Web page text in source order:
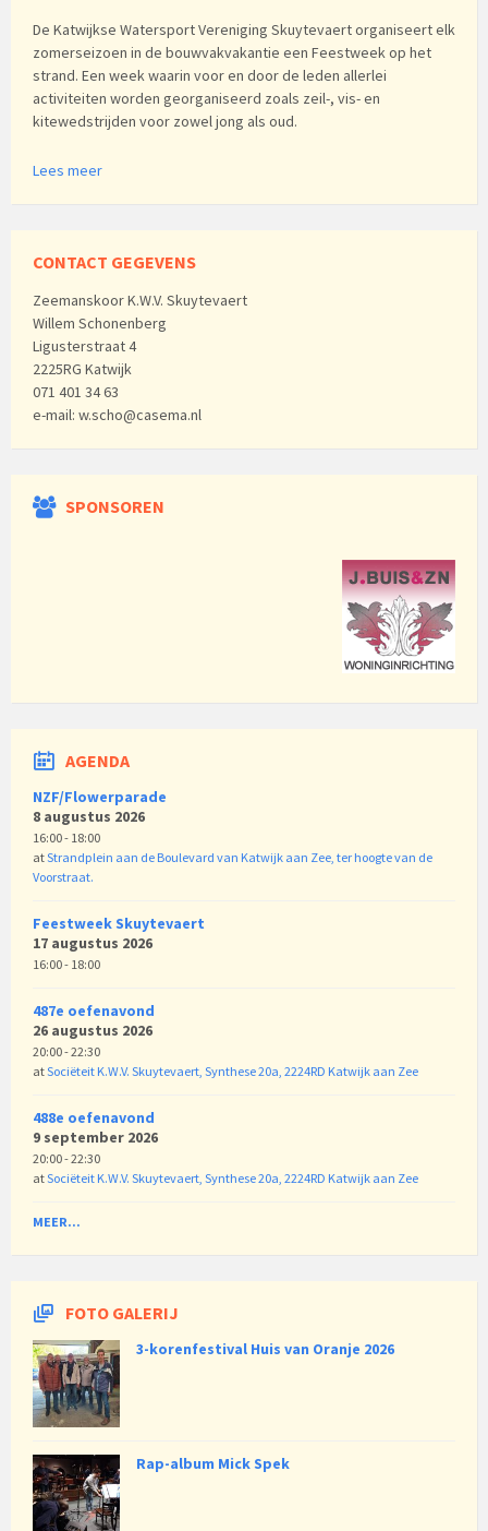
De Katwijkse Watersport Vereniging Skuytevaert organiseert elk
zomerseizoen in de bouwvakvakantie een Feestweek op het
strand. Een week waarin voor en door de leden allerlei
activiteiten worden georganiseerd zoals zeil-, vis- en
kitewedstrijden voor zowel jong als oud.
Lees meer
CONTACT GEGEVENS
Zeemanskoor K.W.V. Skuytevaert
Willem Schonenberg
Ligusterstraat 4
2225RG Katwijk
071 401 34 63
e-mail: w.scho@casema.nl
SPONSOREN
AGENDA
NZF/Flowerparade
8 augustus 2026
16:00 - 18:00
atStrandplein aan de Boulevard van Katwijk aan Zee, ter hoogte van de
Voorstraat.
Feestweek Skuytevaert
17 augustus 2026
16:00 - 18:00
487e oefenavond
26 augustus 2026
20:00 - 22:30
atSociëteit K.W.V. Skuytevaert, Synthese 20a, 2224RD Katwijk aan Zee
488e oefenavond
9 september 2026
20:00 - 22:30
atSociëteit K.W.V. Skuytevaert, Synthese 20a, 2224RD Katwijk aan Zee
MEER...
FOTO GALERIJ
3-korenfestival Huis van Oranje 2026
Rap-album Mick Spek